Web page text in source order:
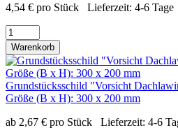
4,54 € pro Stück Lieferzeit: 4-6 Tage
Warenkorb
Grundstücksschild "Vorsicht
Größe (B x H): 300 x 200 mm
ab 2,67 € pro Stück Lieferzeit: 4-6